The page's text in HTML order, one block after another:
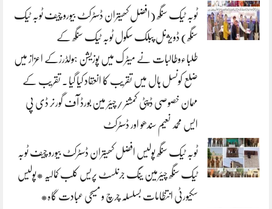
ٹوبہ ٹیک سنگھ (افضل کھیتران ڈسٹرکٹ بیورو چیف ٹوبہ ٹیک
سنگھ) ڈویژنل پبلک سکول ٹوبہ ٹیک سنگھ کے
طلباءوطالبات نے میٹرک میں پوزیشن ہولڈرزکے اعزاز میں
ضلع کونسل ہال میں تقریب کا انعقاد کیا گیا ۔ تقریب کے
مہمان خصوصی ڈپٹی کمشنر /چیئر مین بورڈ آف گورنر ڈی پی
ایس محمد نعیم سندھو اور ڈسٹرکٹ
ٹوبہ ٹیک سنگھ پولیس افضل کھیتران ڈسٹرکٹ بیورو چیف ٹوبہ
ٹیک سنگھ چیئرمین ینگ جرنلسٹ پریس کلب کمالیہ *پولیس
سکیورٹی انتظامات بسلسلہ چرچ و مسیحی عبادت گاہ*